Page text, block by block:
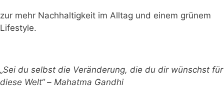
zur mehr Nachhaltigkeit im Alltag und einem grünem
Lifestyle.
„Sei du selbst die Veränderung, die du dir wünschst für
diese Welt“ – Mahatma Gandhi